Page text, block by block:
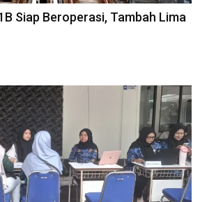
Siap Beroperasi, Tambah Lima